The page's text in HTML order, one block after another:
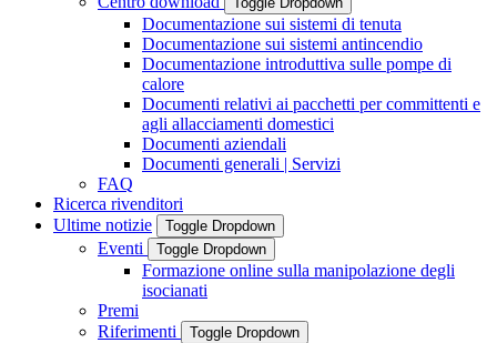
Documentazione sui sistemi di tenuta
Documentazione sui sistemi antincendio
Documentazione introduttiva sulle pompe di
calore
Documenti relativi ai pacchetti per committenti e
agli allacciamenti domestici
Documenti aziendali
Documenti generali | Servizi
FAQ
Ricerca rivenditori
Ultime notizie
Toggle Dropdown
Eventi Toggle Dropdown
Formazione online sulla manipolazione degli
isocianati
Premi
Riferimenti
Toggle Dropdown